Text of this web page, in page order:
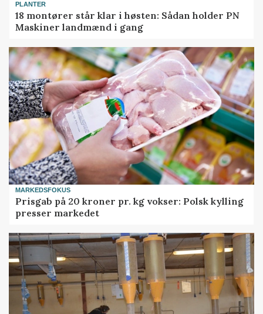
PLANTER
18 montører står klar i høsten: Sådan holder PN
Maskiner landmænd i gang
MARKEDSFOKUS
Prisgab på 20 kroner pr. kg vokser: Polsk kylling
presser markedet